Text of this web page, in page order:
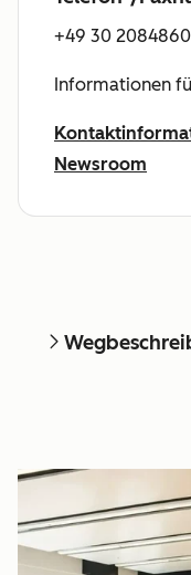
+49 30
Informationen
Newsroom